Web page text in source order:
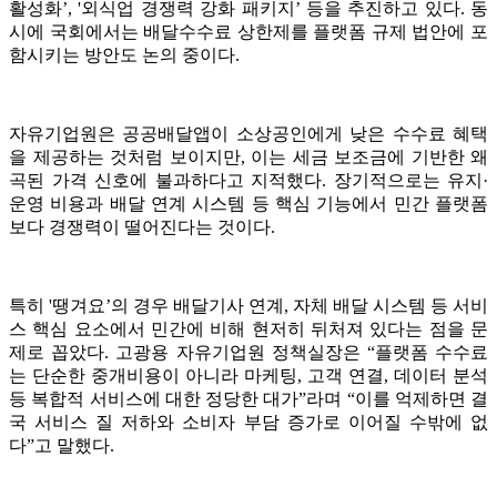
활성화’, '외식업 경쟁력 강화 패키지’ 등을 추진하고 있다. 동
시에 국회에서는 배달수수료 상한제를 플랫폼 규제 법안에 포
함시키는 방안도 논의 중이다.
자유기업원은 공공배달앱이 소상공인에게 낮은 수수료 혜택
을 제공하는 것처럼 보이지만, 이는 세금 보조금에 기반한 왜
곡된 가격 신호에 불과하다고 지적했다. 장기적으로는 유지·
운영 비용과 배달 연계 시스템 등 핵심 기능에서 민간 플랫폼
보다 경쟁력이 떨어진다는 것이다.
특히 '땡겨요’의 경우 배달기사 연계, 자체 배달 시스템 등 서비
스 핵심 요소에서 민간에 비해 현저히 뒤처져 있다는 점을 문
제로 꼽았다. 고광용 자유기업원 정책실장은 “플랫폼 수수료
는 단순한 중개비용이 아니라 마케팅, 고객 연결, 데이터 분석
등 복합적 서비스에 대한 정당한 대가”라며 “이를 억제하면 결
국 서비스 질 저하와 소비자 부담 증가로 이어질 수밖에 없
다”고 말했다.